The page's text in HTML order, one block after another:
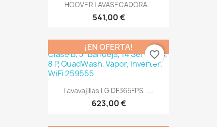
HOOVER LAVASECADORA...
541,00 €
Lavavajillas LG DF365FPS -...
623,00 €
¡EN OFERTA!
favorite_border